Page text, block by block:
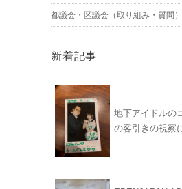
都議会・区議会（取り組み・質問）
新着記事
地下アイドルの
の客引きの視察